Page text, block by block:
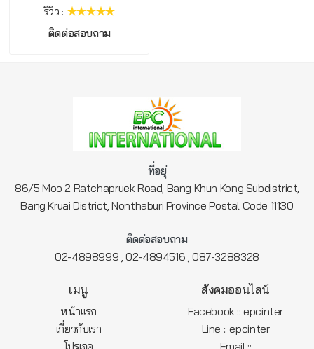
รีวิว :
ติดต่อสอบถาม
ที่อยุ่
86/5 Moo 2 Ratchapruek Road, Bang Khun Kong Subdistrict,
Bang Kruai District, Nonthaburi Province Postal Code 11130
ติดต่อสอบถาม
02-4898999 ,02-4894516 ,087-3288328
เมนู
หน้าแรก
เกี่ยวกับเรา
สังคมออนไลน์
Facebook :: epcinter
Line :: epcinter